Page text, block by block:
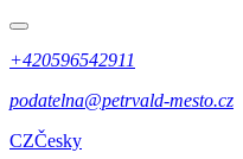
+420596542911
podatelna@petrvald-mesto.cz
CZČesky